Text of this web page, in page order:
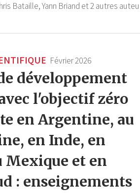
Bataille,Yann Briand et 2 autres
Février 2026
développement
l'objectif zéro
en Argentine, au
en Inde, en
Mexique et en
: enseignements